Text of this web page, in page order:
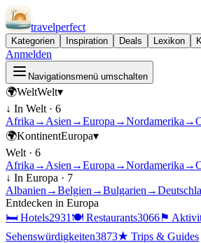
travelperfect
Kategorien Inspiration Deals Lexikon
Anmelden
Navigationsmenü umschalten
🌍WeltWelt▾
↓ In Welt · 6
Afrika → Asien →Europa →Nordamerika →
🌍KontinentEuropa▾
Welt · 6
Afrika → Asien →Europa →Nordamerika →
↓ In Europa · 7
Albanien →Belgien →Bulgarien →
Entdecken in Europa
🛏 Hotels2931 🍽 Restaurants3066⚑
Sehenswürdigkeiten3873★ Trips & Guides